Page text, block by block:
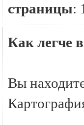
страницы: 1
Как легче
Вы